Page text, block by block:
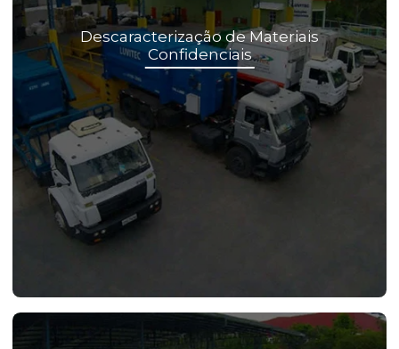
Descaracterização de Materiais
Confidenciais